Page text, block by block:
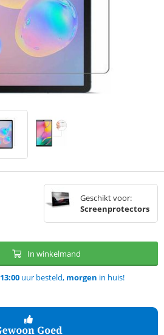
Geschikt voor:
Screenprotectors
In winkelmand
13:00uur besteld, morgen in huis!